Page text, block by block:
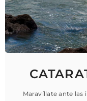
Maravíllate ante las